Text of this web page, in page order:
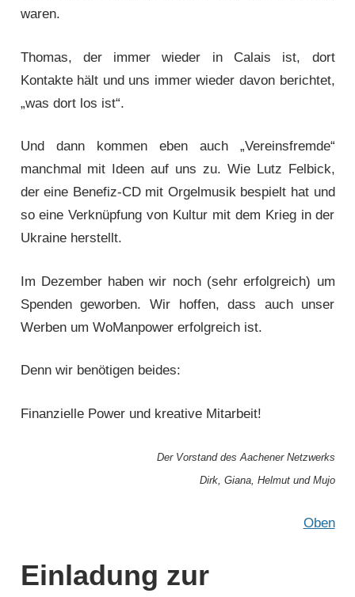
waren.
Thomas, der immer wieder in Calais ist, dort
Kontakte hält und uns immer wieder davon berichtet,
„was dort los ist“.
Und dann kommen eben auch „Vereinsfremde“
manchmal mit Ideen auf uns zu. Wie Lutz Felbick,
der eine Benefiz-CD mit Orgelmusik bespielt hat und
so eine Verknüpfung von Kultur mit dem Krieg in der
Ukraine herstellt.
Im Dezember haben wir noch (sehr erfolgreich) um
Spenden geworben. Wir hoffen, dass auch unser
Werben um WoManpower erfolgreich ist.
Denn wir benötigen beides:
Finanzielle Power und kreative Mitarbeit!
Der Vorstand des Aachener Netzwerks
Dirk, Giana, Helmut und Mujo
Oben
Einladung zur